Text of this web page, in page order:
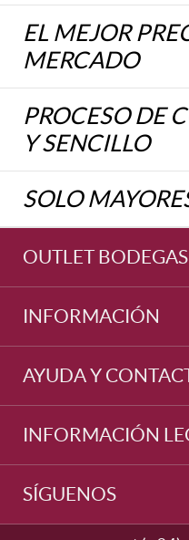
Otras
Vino
EL MEJOR
MERCADO
PROCESO DE
Y SENCILLO
SOLO
OUTLET BODEGAS
INFORMACIÓN
AYUDA Y
INFORMACIÓN
SÍGUENOS